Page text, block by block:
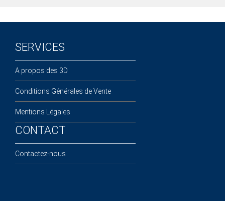
Préhenseurs angulaires
TRAITEMENT D'AIR
Traitements d'air
Traitements d'air - Accessoires
Traitements d'air - Ioniseurs
Traitements d'air compacts
SERVICES
A propos des 3D
Conditions Générales de Vente
Mentions Légales
CONTACT
Contactez-nous